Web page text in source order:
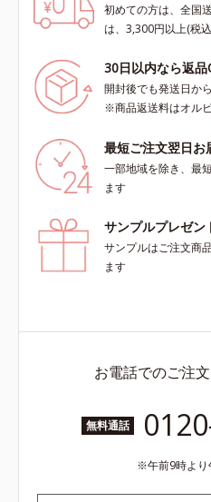
初めての方は、全国
は、3,300円以上(税
30日以内なら返品
開封後でも発送日か
※商品返送料はオル
最短ご注文翌日お
一部地域を除き、最
ます
サンプルプレゼン
サンプルはご注文商
ます
お電話でのご注
無料通話
午前9時よ